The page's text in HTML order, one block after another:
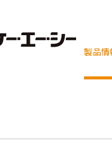
製品情